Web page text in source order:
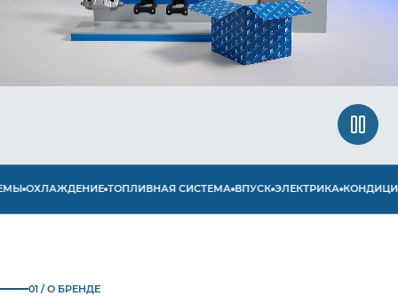
ОХЛАЖДЕНИЕ ТОПЛИВНАЯ СИСТЕМА ВПУСК ЭЛЕКТРИКА
01 / О БРЕНДЕ